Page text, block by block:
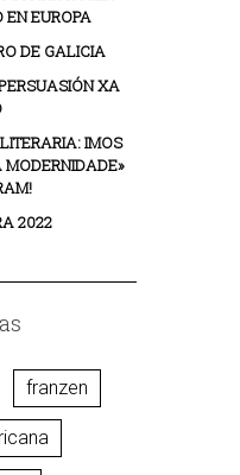
EN EUROPA
DE GALICIA
XA
IMOS
2022
franzen